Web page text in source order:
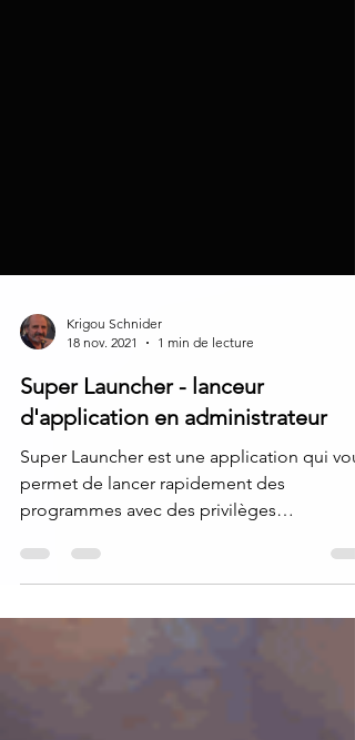
18 nov. 2021
1 min de lecture
Super Launcher - lanceur
d'application en administrateur
Super Launcher est une application qui
permet de lancer rapidement des
programmes avec des privilèges